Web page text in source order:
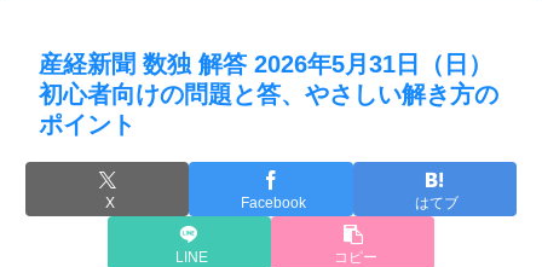
産経新聞 数独 解答 2026年5月31日（日）
初心者向けの問題と答、やさしい解き方の
ポイント
X Facebook はてブ
LINE コピー